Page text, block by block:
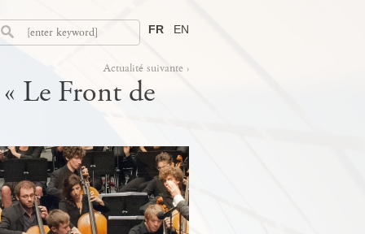
FR EN
Actualité suivante ›
Le Front de